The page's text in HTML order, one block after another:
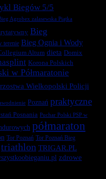
Biegów 5/5
Agrobex zalasewska Piątka
Bieg
terenie Bieg Ognia i Wody
Altum dieta Domix
Korona Polskich
w Półmaratonie
Wielkopolski Policji
Poznań praktyczne
Posnania Puchar Polski PSP w
półmaraton
Tor Poznań Tor Poznań Bieg
triathlon TRIGAR.PL
zdrowe